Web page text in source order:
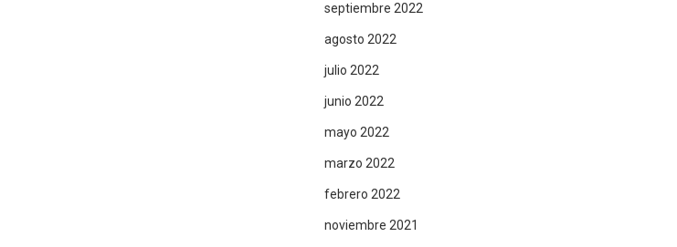
septiembre 2022
agosto 2022
julio 2022
junio 2022
mayo 2022
marzo 2022
febrero 2022
noviembre 2021